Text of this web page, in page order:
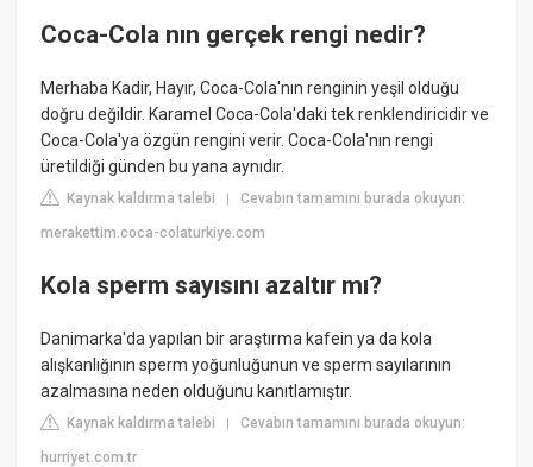
Coca-Cola nın gerçek rengi nedir?
Merhaba Kadir, Hayır, Coca-Cola'nın renginin yeşil olduğu
doğru değildir. Karamel Coca-Cola'daki tek renklendiricidir ve
Coca-Cola'ya özgün rengini verir. Coca-Cola'nın rengi
üretildiği günden bu yana aynıdır.
Kaynak kaldırma talebi |Cevabın tamamını burada okuyun:
merakettim.coca-colaturkiye.com
Kola sperm sayısını azaltır mı?
Danimarka'da yapılan bir araştırma kafein ya da kola
alışkanlığının sperm yoğunluğunun ve sperm sayılarının
azalmasına neden olduğunu kanıtlamıştır.
Kaynak kaldırma talebi |Cevabın tamamını burada okuyun:
hurriyet.com.tr